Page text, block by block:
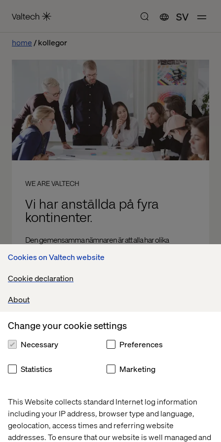
Cookies on Valtech website
Cookie declaration
About
This Website collects standard Internet log information
including your IP address, browser type and language,
geolocation, access times and referring website
addresses. To ensure that our website is well managed and
Change your cookie settings
Necessary Preferences
Statistics Marketing
SV
home kollegor
WE ARE VALTECH
Vi har anställda på fyra
kontinenter.
Den gemensamma nämnaren är att alla har olika
Sverige finns vi i Stockholm och Göteborg.
Let’s connect
Home
About
Kontor
Jobba hos oss